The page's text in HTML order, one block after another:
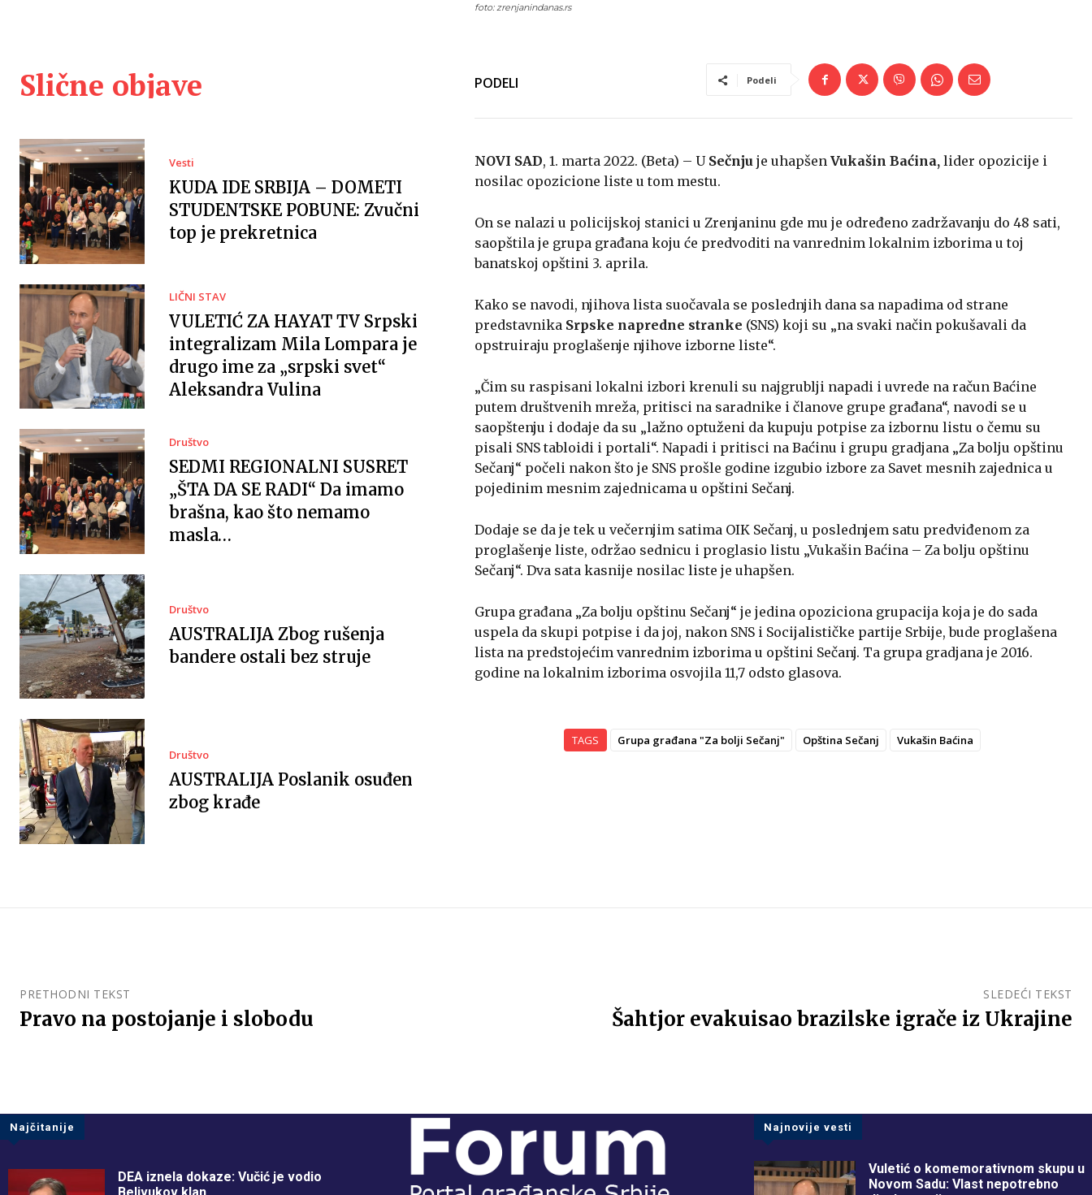
foto: zrenjanindanas.rs
Slične objave
Vesti
KUDA IDE SRBIJA – DOMETI
STUDENTSKE POBUNE: Zvučni
top je prekretnica
LIČNI STAV
VULETIĆ ZA HAYAT TV Srpski
integralizam Mila Lompara je
drugo ime za „srpski svet“
Aleksandra Vulina
Društvo
SEDMI REGIONALNI SUSRET
„ŠTA DA SE RADI“ Da imamo
brašna, kao što nemamo
masla…
Društvo
AUSTRALIJA Zbog rušenja
bandere ostali bez struje
Društvo
AUSTRALIJA Poslanik osuđen
zbog krađe
PODELI Podeli
NOVI SAD, 1. marta 2022. (Beta) – USečnju je uhapšen Vukašin Baćina, lider opozicije i
nosilac opozicione liste u tom mestu.
On se nalazi u policijskoj stanici u Zrenjaninu gde mu je određeno zadržavanju do 48 sati,
saopštila je grupa građana koju će predvoditi na vanrednim lokalnim izborima u toj
banatskoj opštini 3. aprila.
Kako se navodi, njihova lista suočavala se poslednjih dana sa napadima od strane
predstavnika Srpske napredne stranke (SNS) koji su „na svaki način pokušavali da
opstruiraju proglašenje njihove izborne liste“.
„Čim su raspisani lokalni izbori krenuli su najgrublji napadi i uvrede na račun Baćine
putem društvenih mreža, pritisci na saradnike i članove grupe građana“, navodi se u
saopštenju i dodaje da su „lažno optuženi da kupuju potpise za izbornu listu o čemu su
pisali SNS tabloidi i portali“. Napadi i pritisci na Baćinu i grupu gradjana „Za bolju opštinu
Sečanj“ počeli nakon što je SNS prošle godine izgubio izbore za Savet mesnih zajednica u
pojedinim mesnim zajednicama u opštini Sečanj.
Dodaje se da je tek u večernjim satima OIK Sečanj, u poslednjem satu predviđenom za
proglašenje liste, održao sednicu i proglasio listu „Vukašin Baćina – Za bolju opštinu
Sečanj“. Dva sata kasnije nosilac liste je uhapšen.
Grupa građana „Za bolju opštinu Sečanj“ je jedina opoziciona grupacija koja je do sada
uspela da skupi potpise i da joj, nakon SNS i Socijalističke partije Srbije, bude proglašena
lista na predstojećim vanrednim izborima u opštini Sečanj. Ta grupa gradjana je 2016.
godine na lokalnim izborima osvojila 11,7 odsto glasova.
TAGS Grupa građana "Za bolji Sečanj" Opština Sečanj Vukašin Baćina
PRETHODNI TEKST
Pravo na postojanje i slobodu
SLEDEĆI TEKST
Šahtjor evakuisao brazilske igrače iz Ukrajine
Najčitanije
DEA iznela dokaze: Vučić je vodio
Najnovije vesti
Vuletić o komemorativnom skupu u
Novom Sadu: Vlast nepotrebno